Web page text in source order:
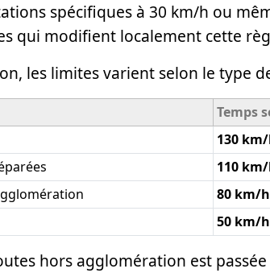
spécifiques à 30 km/h ou
qui modifient localement cette
les limites varient selon le type
Temps
130
110
80 km/h
50 km/h
hors agglomération est